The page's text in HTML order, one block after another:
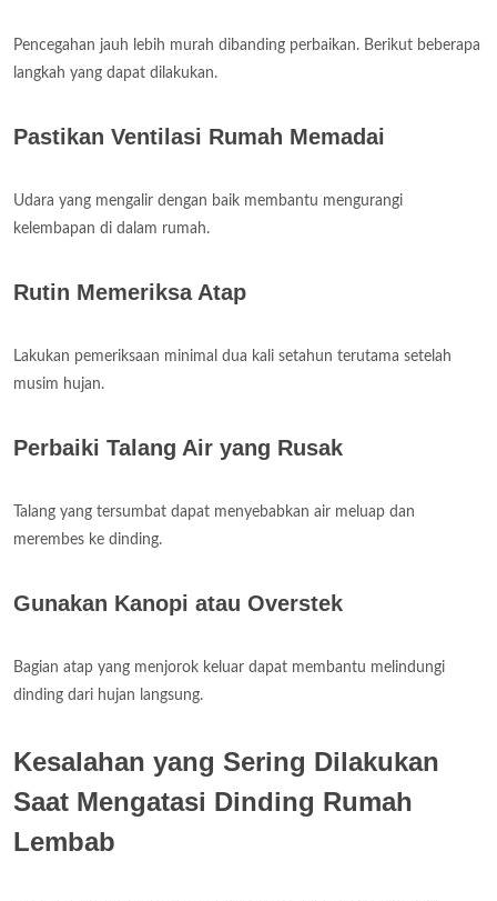
Pencegahan jauh lebih murah dibanding perbaikan. Berikut beberapa
langkah yang dapat dilakukan.
Pastikan Ventilasi Rumah Memadai
Udara yang mengalir dengan baik membantu mengurangi
kelembapan di dalam rumah.
Rutin Memeriksa Atap
Lakukan pemeriksaan minimal dua kali setahun terutama setelah
musim hujan.
Perbaiki Talang Air yang Rusak
Talang yang tersumbat dapat menyebabkan air meluap dan
merembes ke dinding.
Gunakan Kanopi atau Overstek
Bagian atap yang menjorok keluar dapat membantu melindungi
dinding dari hujan langsung.
Kesalahan yang Sering Dilakukan
Saat Mengatasi Dinding Rumah
Lembab